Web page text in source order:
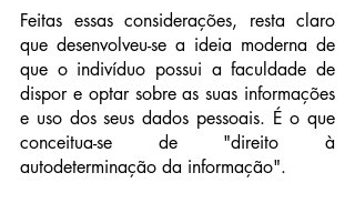
Feitas essas considerações, resta claro
que desenvolveu-se a ideia moderna de
que o indivíduo possui a faculdade de
dispor e optar sobre as suas informações
e uso dos seus dados pessoais. É o que
conceitua-se de "direito à
autodeterminação da informação".